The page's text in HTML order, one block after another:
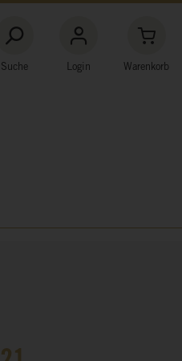
Suche Login Warenkorb